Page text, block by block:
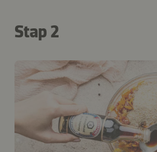
Stap 2